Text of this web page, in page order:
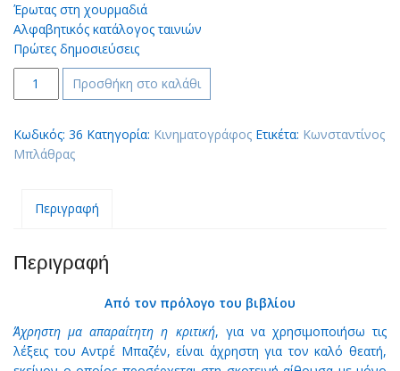
Έρωτας στη χουρμαδιά
Αλφαβητικός κατάλογος ταινιών
Πρώτες δημοσιεύσεις
Κωνσταντίνος
Μπλάθρας,
ταινίες
quantity
Προσθήκη στο καλάθι
Κωδικός: 36 Κατηγορία: Κινηματογράφος Ετικέτα: Κωνσταντίνος
Μπλάθρας
Περιγραφή
Περιγραφή
Από τον πρόλογο του βιβλίου
Άχρηστη μα απαραίτητη η κριτική, για να χρησιμοποιήσω τις
λέξεις του Αντρέ Μπαζέν, είναι άχρηστη για τον καλό θεατή,